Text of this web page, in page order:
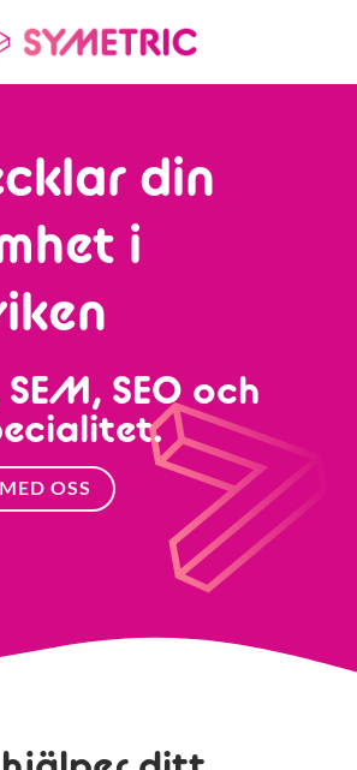
din
i
SEO och
OSS